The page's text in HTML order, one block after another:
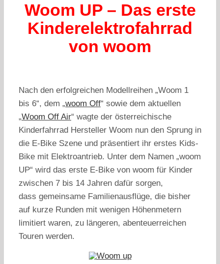
Woom UP – Das erste
Kinderelektrofahrrad
von woom
Nach den erfolgreichen Modellreihen „Woom 1
bis 6“, dem „woom Off“ sowie dem aktuellen
„Woom Off Air“ wagte der österreichische
Kinderfahrrad Hersteller Woom nun den Sprung in
die E-Bike Szene und präsentiert ihr erstes Kids-
Bike mit Elektroantrieb. Unter dem Namen „woom
UP“ wird das erste E-Bike von woom für Kinder
zwischen 7 bis 14 Jahren dafür sorgen,
dass gemeinsame Familienausflüge, die bisher
auf kurze Runden mit wenigen Höhenmetern
limitiert waren, zu längeren, abenteuerreichen
Touren werden.